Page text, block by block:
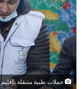
حملات طبية متنقلة